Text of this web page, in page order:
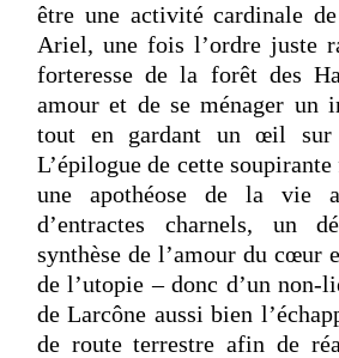
être une activité cardinale
Ariel, une fois l’ordre juste
forteresse de la forêt des
amour et de se ménager un
tout en gardant un œil sur
L’épilogue de cette
une apothéose de la vie
d’entractes charnels, un
synthèse de l’amour du cœur
de l’utopie – donc d’un non-
de Larcône aussi bien
de route terrestre afin de